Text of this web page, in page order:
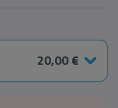
20,00 €